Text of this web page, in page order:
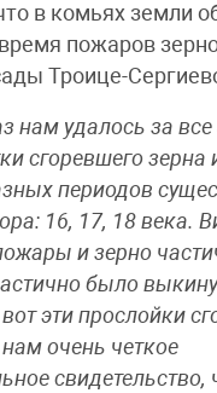
в комьях земли
пожаров
Троице-
нам удалось за все
сгоревшего зерна
периодов
16, 17, 18 века.
и зерно
было
эти прослойки
очень четкое
свидетельство,